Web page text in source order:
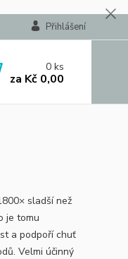
Přihlášení
0ks
za Kč 0,00
sladší než
je tomu
a podpoří chuť
Velmi účinný